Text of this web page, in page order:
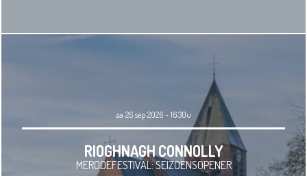
za 26 sep 2026 - 16.30u
RIOGHNAGH CONNOLLY
MERODEFESTIVAL: SEIZOENSOPENER